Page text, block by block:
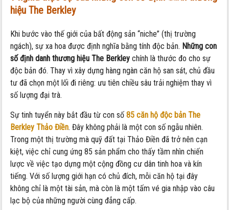
hiệu The Berkley
Khi bước vào thế giới của bất động sản “niche” (thị trường
ngách), sự xa hoa được định nghĩa bằng tính độc bản. Những con
số định danh thương hiệu The Berkley chính là thước đo cho sự
độc bản đó. Thay vì xây dựng hàng ngàn căn hộ san sát, chủ đầu
tư đã chọn một lối đi riêng: ưu tiên chiều sâu trải nghiệm thay vì
số lượng đại trà.
Sự tinh tuyển này bắt đầu từ con số85 căn hộ độc bản The
Berkley Thảo Điền. Đây không phải là một con số ngẫu nhiên.
Trong một thị trường mà quỹ đất tại Thảo Điền đã trở nên cạn
kiệt, việc chỉ cung ứng 85 sản phẩm cho thấy tầm nhìn chiến
lược về việc tạo dựng một cộng đồng cư dân tinh hoa và kín
tiếng. Với số lượng giới hạn có chủ đích, mỗi căn hộ tại đây
không chỉ là một tài sản, mà còn là một tấm vé gia nhập vào câu
lạc bộ của những người cùng đẳng cấp.